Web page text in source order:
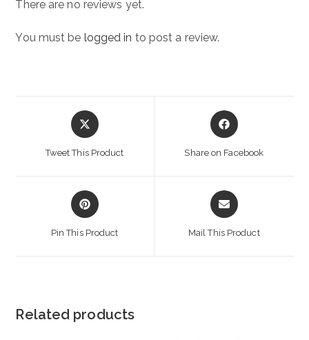
There are no reviews yet.
You must be logged in to post a review.
Opens
in
Tweet This Product
Opens
in
Share on Facebook
Opens
in
Pin This Product
Opens
in
Mail This Product
Related products